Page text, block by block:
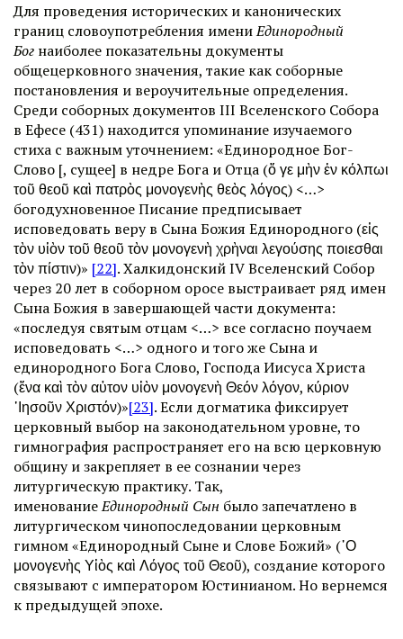
Для проведения исторических и канонических
границ словоупотребления имениЕдинородный
Бог наиболее показательны документы
общецерковного значения, такие как соборные
постановления и вероучительные определения.
Среди соборных документов III Вселенского Собора
в Ефесе (431) находится упоминание изучаемого
стиха с важным уточнением: «Единородное Бог-
Слово [, сущее] в недре Бога и Отца (ὅ γε μὴν ἐν κόλπωι
τοῦ θεοῦ καὶ πατρὸς μονογενὴς θεὸς λόγος) <…>
богодухновенное Писание предписывает
исповедовать веру в Сына Божия Единородного (εἰς
τὸν υἱὸν τοῦ θεοῦ τὸν μονογενὴ χρὴναι λεγούσης ποιεσθαι
τὸν πίστιν)» [22]. Халкидонский IV Вселенский Собор
через 20 лет в соборном оросе выстраивает ряд имен
Сына Божия в завершающей части документа:
«последуя святым отцам <…> все согласно поучаем
исповедовать <…> одного и того же Сына и
единородного Бога Слово, Господа Иисуса Христа
(ἕνα καὶ τὸν αὐτον υἱὸν μονογενὴ Θεόν λόγον, κύριον
᾽Ιησοῦν Χριστόν)»[23]. Если догматика фиксирует
церковный выбор на законодательном уровне, то
гимнография распространяет его на всю церковную
общину и закрепляет в ее сознании через
литургическую практику. Так,
именованиеЕдинородный Сын было запечатлено в
литургическом чинопоследовании церковным
гимном «Единородный Сыне и Слове Божий» (῾Ο
μονογενὴς Υἱὸς καὶ Λόγος τοῦ Θεοῦ), создание которого
связывают с императором Юстинианом. Но вернемся
к предыдущей эпохе.